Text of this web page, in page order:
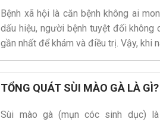
Bệnh xã hội là căn bệnh không ai
dấu hiệu, người bệnh tuyệt đối không
gần nhất để khám và điều trị. Vậy, khi
TỔNG QUÁT SÙI MÀO GÀ LÀ GÌ?
Sùi mào gà (mụn cóc sinh dục)